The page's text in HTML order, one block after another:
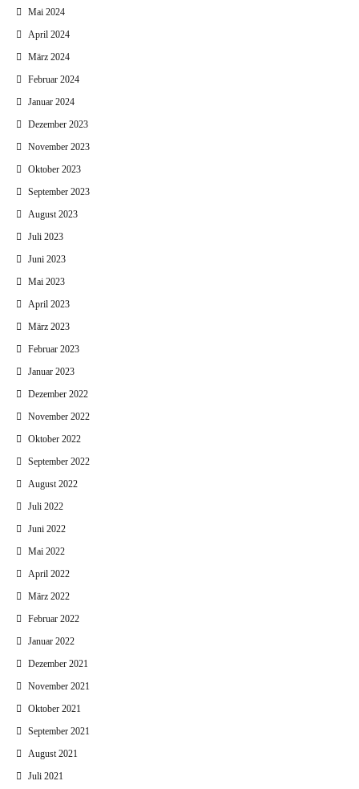
Mai 2024
April 2024
März 2024
Februar 2024
Januar 2024
Dezember 2023
November 2023
Oktober 2023
September 2023
August 2023
Juli 2023
Juni 2023
Mai 2023
April 2023
März 2023
Februar 2023
Januar 2023
Dezember 2022
November 2022
Oktober 2022
September 2022
August 2022
Juli 2022
Juni 2022
Mai 2022
April 2022
März 2022
Februar 2022
Januar 2022
Dezember 2021
November 2021
Oktober 2021
September 2021
August 2021
Juli 2021